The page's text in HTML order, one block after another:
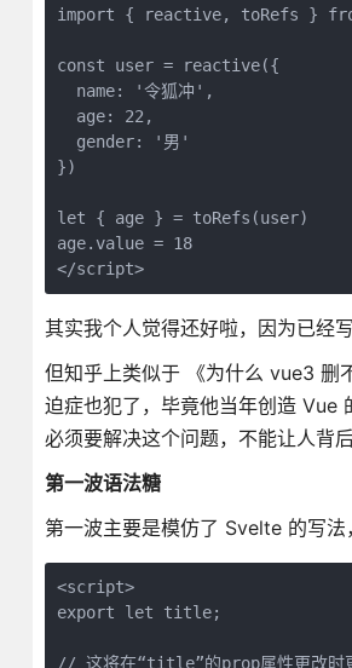
import { reactive, toRefs }
const user = reactive({
  name: '令狐冲',
  age: 22,
  gender: '男'
})
let { age } = toRefs(user)
age.value = 18
</script>
其实我个人觉得还好啦，因为已经
但知乎上类似于 《为什么 vue3 删
迫症也犯了，毕竟他当年创造 Vue
必须要解决这个问题，不能让人背
第一波语法糖
第一波主要是模仿了 Svelte 的写法
<script>
export let title;
// 这将在“title”的prop属性更改